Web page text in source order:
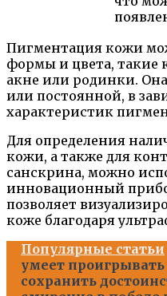
Пигментация кожи
формы и цвета, такие
акне или родинки.
или постоянной, в
характеристик
Для определения
кожи, а также для
санскрина, можно
инновационный
позволяет
коже благодаря
Популярные статьи
умеет проигрывать
сохранить